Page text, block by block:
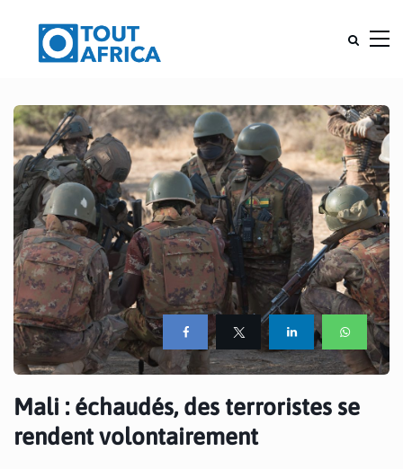
Mali : échaudés, des terroristes se
rendent volontairement